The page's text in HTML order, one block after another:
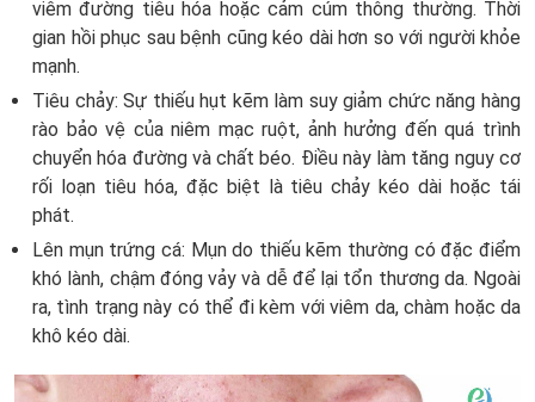
viêm đường tiêu hóa hoặc cảm cúm thông thường. Thời
gian hồi phục sau bệnh cũng kéo dài hơn so với người khỏe
mạnh.
Tiêu chảy: Sự thiếu hụt kẽm làm suy giảm chức năng hàng
rào bảo vệ của niêm mạc ruột, ảnh hưởng đến quá trình
chuyển hóa đường và chất béo. Điều này làm tăng nguy cơ
rối loạn tiêu hóa, đặc biệt là tiêu chảy kéo dài hoặc tái
phát.
Lên mụn trứng cá: Mụn do thiếu kẽm thường có đặc điểm
khó lành, chậm đóng vảy và dễ để lại tổn thương da. Ngoài
ra, tình trạng này có thể đi kèm với viêm da, chàm hoặc da
khô kéo dài.